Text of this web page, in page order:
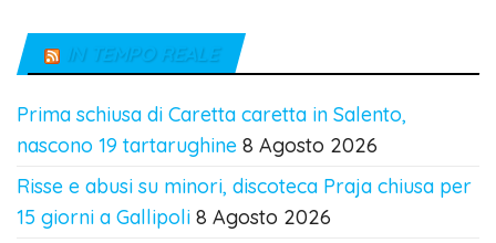
IN TEMPO REALE
Prima schiusa di Caretta caretta in Salento,
nascono 19 tartarughine 8 Agosto 2026
Risse e abusi su minori, discoteca Praja chiusa per
15 giorni a Gallipoli 8 Agosto 2026